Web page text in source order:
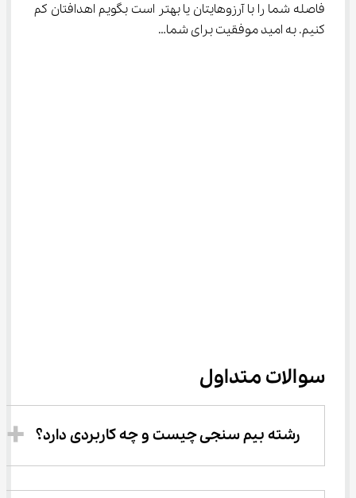
فاصله شما را با آرزوهایتان یا بهتر است بگویم اهدافتان کم
کنیم. به امید موفقیت برای شما…
سوالات متداول
رشته بیم سنجی چیست و چه کاربردی دارد؟